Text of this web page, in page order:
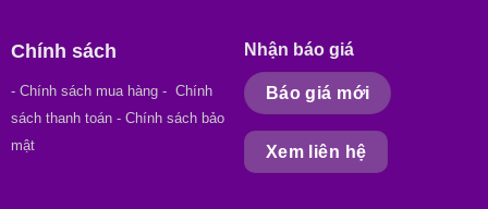
Chính sách
- Chính sách mua hàng - Chính
sách thanh toán - Chính sách bảo
mật
Nhận báo giá
Báo giá mới
Xem liên hệ